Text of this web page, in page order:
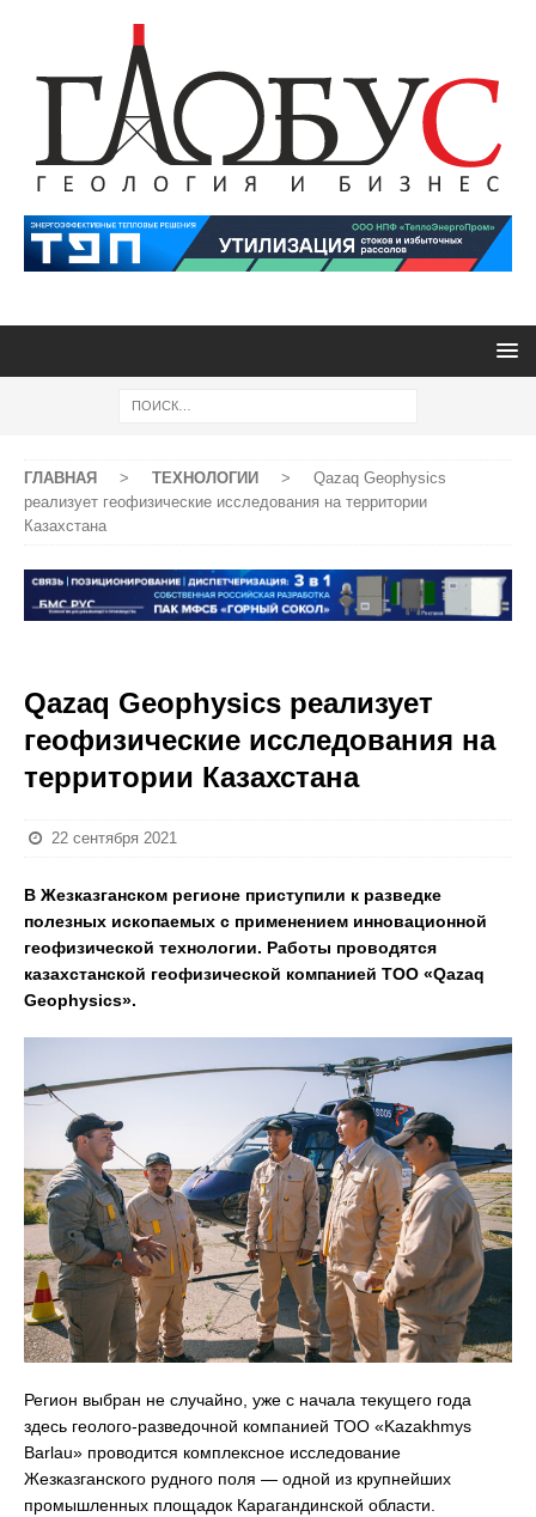
ГЛАВНАЯ > ТЕХНОЛОГИИ >
Qazaq Geophysics
реализует геофизические исследования на территории
Казахстана
Qazaq Geophysics реализует
геофизические исследования на
территории Казахстана
22 сентября 2021
В Жезказганском регионе приступили к разведке
полезных ископаемых с применением инновационной
геофизической технологии. Работы проводятся
казахстанской геофизической компанией ТОО «Qazaq
Geophysics».
Регион выбран не случайно, уже с начала текущего года
здесь геолого-разведочной компанией ТОО «Kazakhmys
Barlau» проводится комплексное исследование
Жезказганского рудного поля — одной из крупнейших
промышленных площадок Карагандинской области.